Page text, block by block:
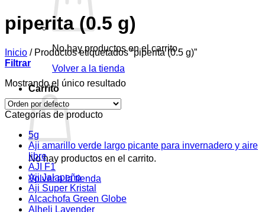
No hay productos en el carrito.
Volver a la tienda
Carrito
No hay productos en el carrito.
Volver a la tienda
piperita (0.5 g)
Inicio /Productos etiquetados “piperita (0.5 g)”
Filtrar
Mostrando el único resultado
Categorías de producto
5g
Aji amarillo verde largo picante para invernadero y aire
libre
AJI F1
Aji Jalapeño
Aji Super Kristal
Alcachofa Green Globe
Alheli Lavender